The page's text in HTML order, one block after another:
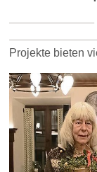
Projekte bieten